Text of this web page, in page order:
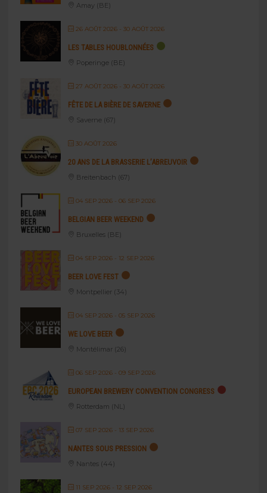
Amay (BE)
26 AOÛT 2026- 30 AOÛT 2026
LES TABLES HOUBLONNÉES
Poperinge (BE)
27 AOÛT 2026- 30 AOÛT 2026
FÊTE DE LA BIÈRE DE SAVERNE
Saverne (67)
30 AOÛT 2026
20 ANS DE LA BRASSERIE L’ABREUVOIR
Breitenbach (67)
04 SEP 2026- 06 SEP 2026
BELGIAN BEER WEEKEND
Bruxelles (BE)
04 SEP 2026- 12 SEP 2026
BEER LOVE FEST
Montpellier (34)
04 SEP 2026- 05 SEP 2026
WE LOVE BEER
Montélimar (26)
06 SEP 2026- 09 SEP 2026
EUROPEAN BREWERY CONVENTION CONGRESS
Rotterdam (NL)
07 SEP 2026- 13 SEP 2026
NANTES SOUS PRESSION
Nantes (44)
11 SEP 2026- 12 SEP 2026